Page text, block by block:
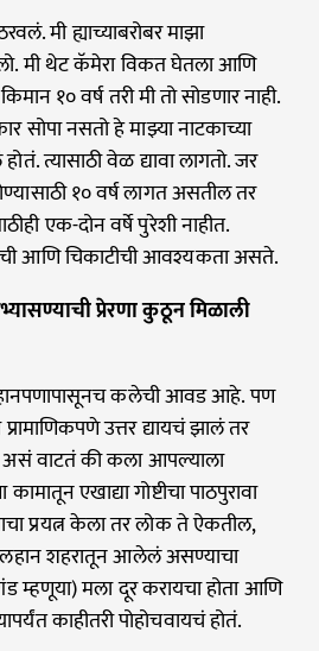
मी ह्याच्याबरोबर माझा
मी थेट कॅमेरा विकत घेतला आणि
१० वर्ष तरी मी तो सोडणार नाही.
सोपा नसतो हे माझ्या नाटकाच्या
त्यासाठी वेळ द्यावा लागतो. जर
१० वर्ष लागत असतील तर
एक-दोन वर्षे पुरेशी नाहीत.
आणि चिकाटीची आवश्यकता असते.
प्रेरणा कुठून मिळाली
कलेची आवड आहे. पण
उत्तर द्यायचं झालं तर
असं वाटतं की कला आपल्याला
एखाद्या गोष्टीचा पाठपुरावा
प्रयत्न केला तर लोक ते ऐकतील,
लहान शहरातून आलेलं असण्याचा
म्हणूया) मला दूर करायचा होता आणि
काहीतरी पोहोचवायचं होतं.